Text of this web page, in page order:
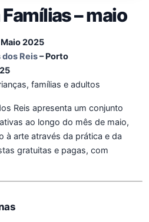
– maio
2025
Reis– Porto
famílias e adultos
Reis apresenta um conjunto
ao longo do mês de maio,
à arte através da prática e da
gratuitas e pagas, com